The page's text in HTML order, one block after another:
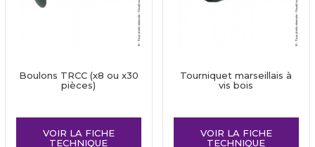
Boulons TRCC (x8 ou x30
pièces)
VOIR LA FICHE
TECHNIQUE
Tourniquet marseillais à
vis bois
VOIR LA FICHE
TECHNIQUE